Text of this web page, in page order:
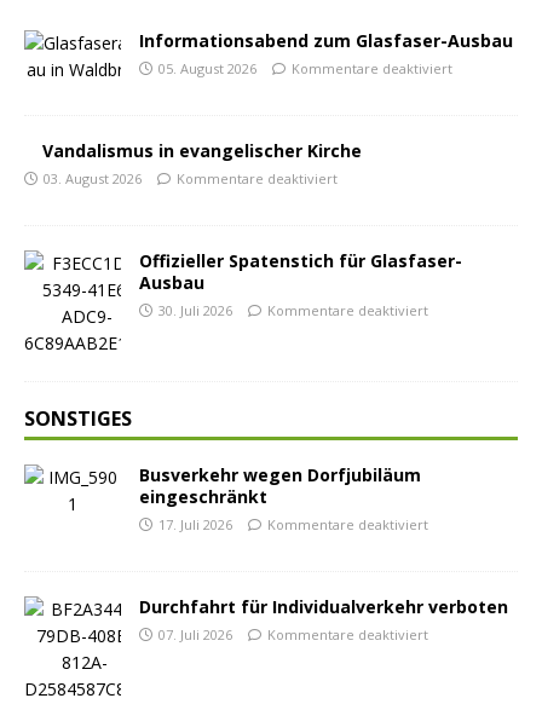
Informationsabend zum Glasfaser-Ausbau
05. August 2026 Kommentare deaktiviert
Vandalismus in evangelischer Kirche
03. August 2026 Kommentare deaktiviert
Offizieller Spatenstich für Glasfaser-
Ausbau
30. Juli 2026 Kommentare deaktiviert
SONSTIGES
Busverkehr wegen Dorfjubiläum
eingeschränkt
17. Juli 2026 Kommentare deaktiviert
Durchfahrt für Individualverkehr verboten
07. Juli 2026 Kommentare deaktiviert